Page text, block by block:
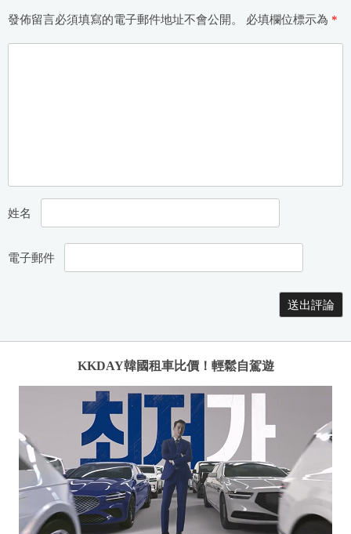
發佈留言必須填寫的電子郵件地址不會公開。 必填欄位標示為 *
姓名
電子郵件
KKDAY韓國租車比價！輕鬆自駕遊